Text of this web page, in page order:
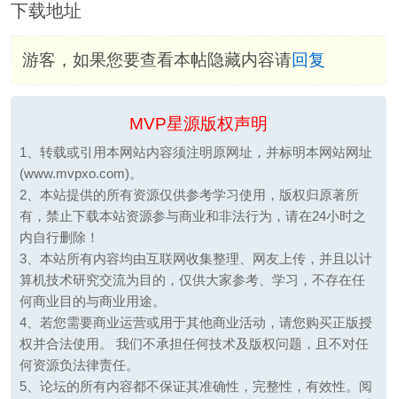
下载地址
游客，如果您要查看本帖隐藏内容请回复
MVP星源版权声明
1、转载或引用本网站内容须注明原网址，并标明本网站网址
(www.mvpxo.com)。
2、本站提供的所有资源仅供参考学习使用，版权归原著所
有，禁止下载本站资源参与商业和非法行为，请在24小时之
内自行删除！
3、本站所有内容均由互联网收集整理、网友上传，并且以计
算机技术研究交流为目的，仅供大家参考、学习，不存在任
何商业目的与商业用途。
4、若您需要商业运营或用于其他商业活动，请您购买正版授
权并合法使用。 我们不承担任何技术及版权问题，且不对任
何资源负法律责任。
5、论坛的所有内容都不保证其准确性，完整性，有效性。阅